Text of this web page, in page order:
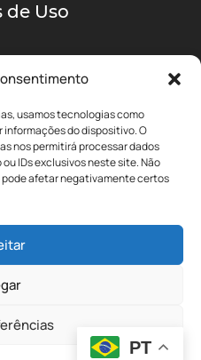
usamos tecnologias como
do dispositivo. O
nos permitirá processar dados
IDs exclusivos neste site. Não
afetar negativamente certos
de Uso
BRASIL!
PT